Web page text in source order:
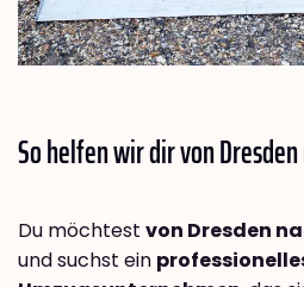
So helfen wir dir von
Du möchtest von Dresden
und suchst ein